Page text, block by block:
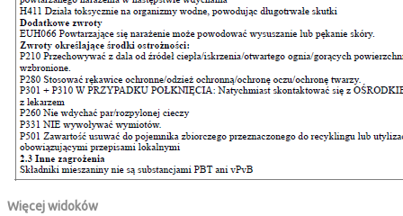
Więcej widoków